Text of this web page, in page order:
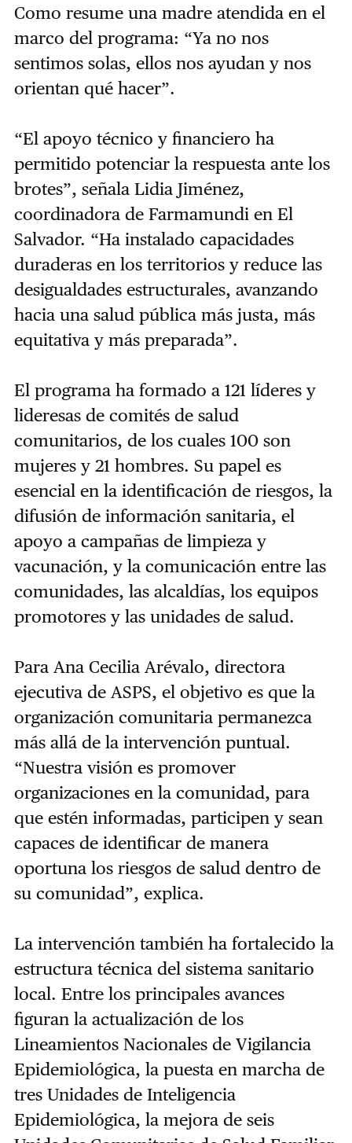
Como resume una madre atendida en el
marco del programa: “Ya no nos
sentimos solas, ellos nos ayudan y nos
orientan qué hacer”.
“El apoyo técnico y financiero ha
permitido potenciar la respuesta ante los
brotes”, señala Lidia Jiménez,
coordinadora de Farmamundi en El
Salvador. “Ha instalado capacidades
duraderas en los territorios y reduce las
desigualdades estructurales, avanzando
hacia una salud pública más justa, más
equitativa y más preparada”.
El programa ha formado a 121 líderes y
lideresas de comités de salud
comunitarios, de los cuales 100 son
mujeres y 21 hombres. Su papel es
esencial en la identificación de riesgos, la
difusión de información sanitaria, el
apoyo a campañas de limpieza y
vacunación, y la comunicación entre las
comunidades, las alcaldías, los equipos
promotores y las unidades de salud.
Para Ana Cecilia Arévalo, directora
ejecutiva de ASPS, el objetivo es que la
organización comunitaria permanezca
más allá de la intervención puntual.
“Nuestra visión es promover
organizaciones en la comunidad, para
que estén informadas, participen y sean
capaces de identificar de manera
oportuna los riesgos de salud dentro de
su comunidad”, explica.
La intervención también ha fortalecido la
estructura técnica del sistema sanitario
local. Entre los principales avances
figuran la actualización de los
Lineamientos Nacionales de Vigilancia
Epidemiológica, la puesta en marcha de
tres Unidades de Inteligencia
Epidemiológica, la mejora de seis